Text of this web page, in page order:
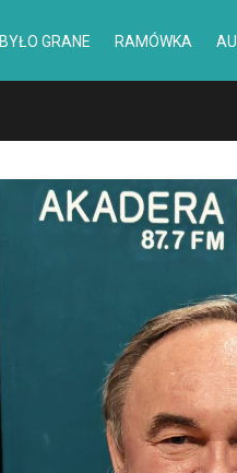
BYŁO GRANE RAMÓWKA